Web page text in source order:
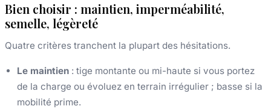
Bien choisir : maintien, imperméabilité,
semelle, légèreté
Quatre critères tranchent la plupart des hésitations.
Le maintien : tige montante ou mi-haute si vous portez
de la charge ou évoluez en terrain irrégulier ; basse si la
mobilité prime.